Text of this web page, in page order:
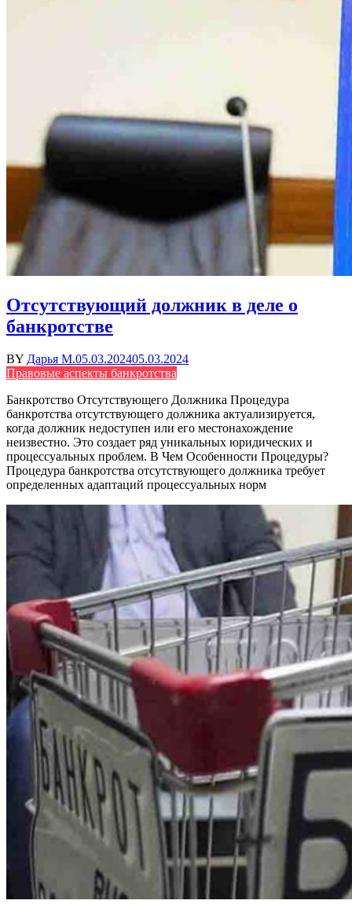
Отсутствующий должник в деле о
банкротстве
BY Дарья М.05.03.202405.03.2024
Правовые аспекты банкротства
Банкротство Отсутствующего Должника Процедура
банкротства отсутствующего должника актуализируется,
когда должник недоступен или его местонахождение
неизвестно. Это создает ряд уникальных юридических и
процессуальных проблем. В Чем Особенности Процедуры?
Процедура банкротства отсутствующего должника требует
определенных адаптаций процессуальных норм